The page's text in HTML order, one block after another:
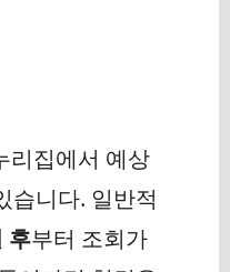
리집에서 예상
습니다. 일반적
후부터 조회가